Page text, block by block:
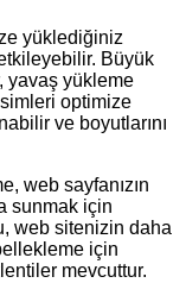
yüklediğiniz
Büyük
yavaş yükleme
optimize
ve boyutlarını
web sayfanızın
sunmak için
web sitenizin daha
için
mevcuttur.